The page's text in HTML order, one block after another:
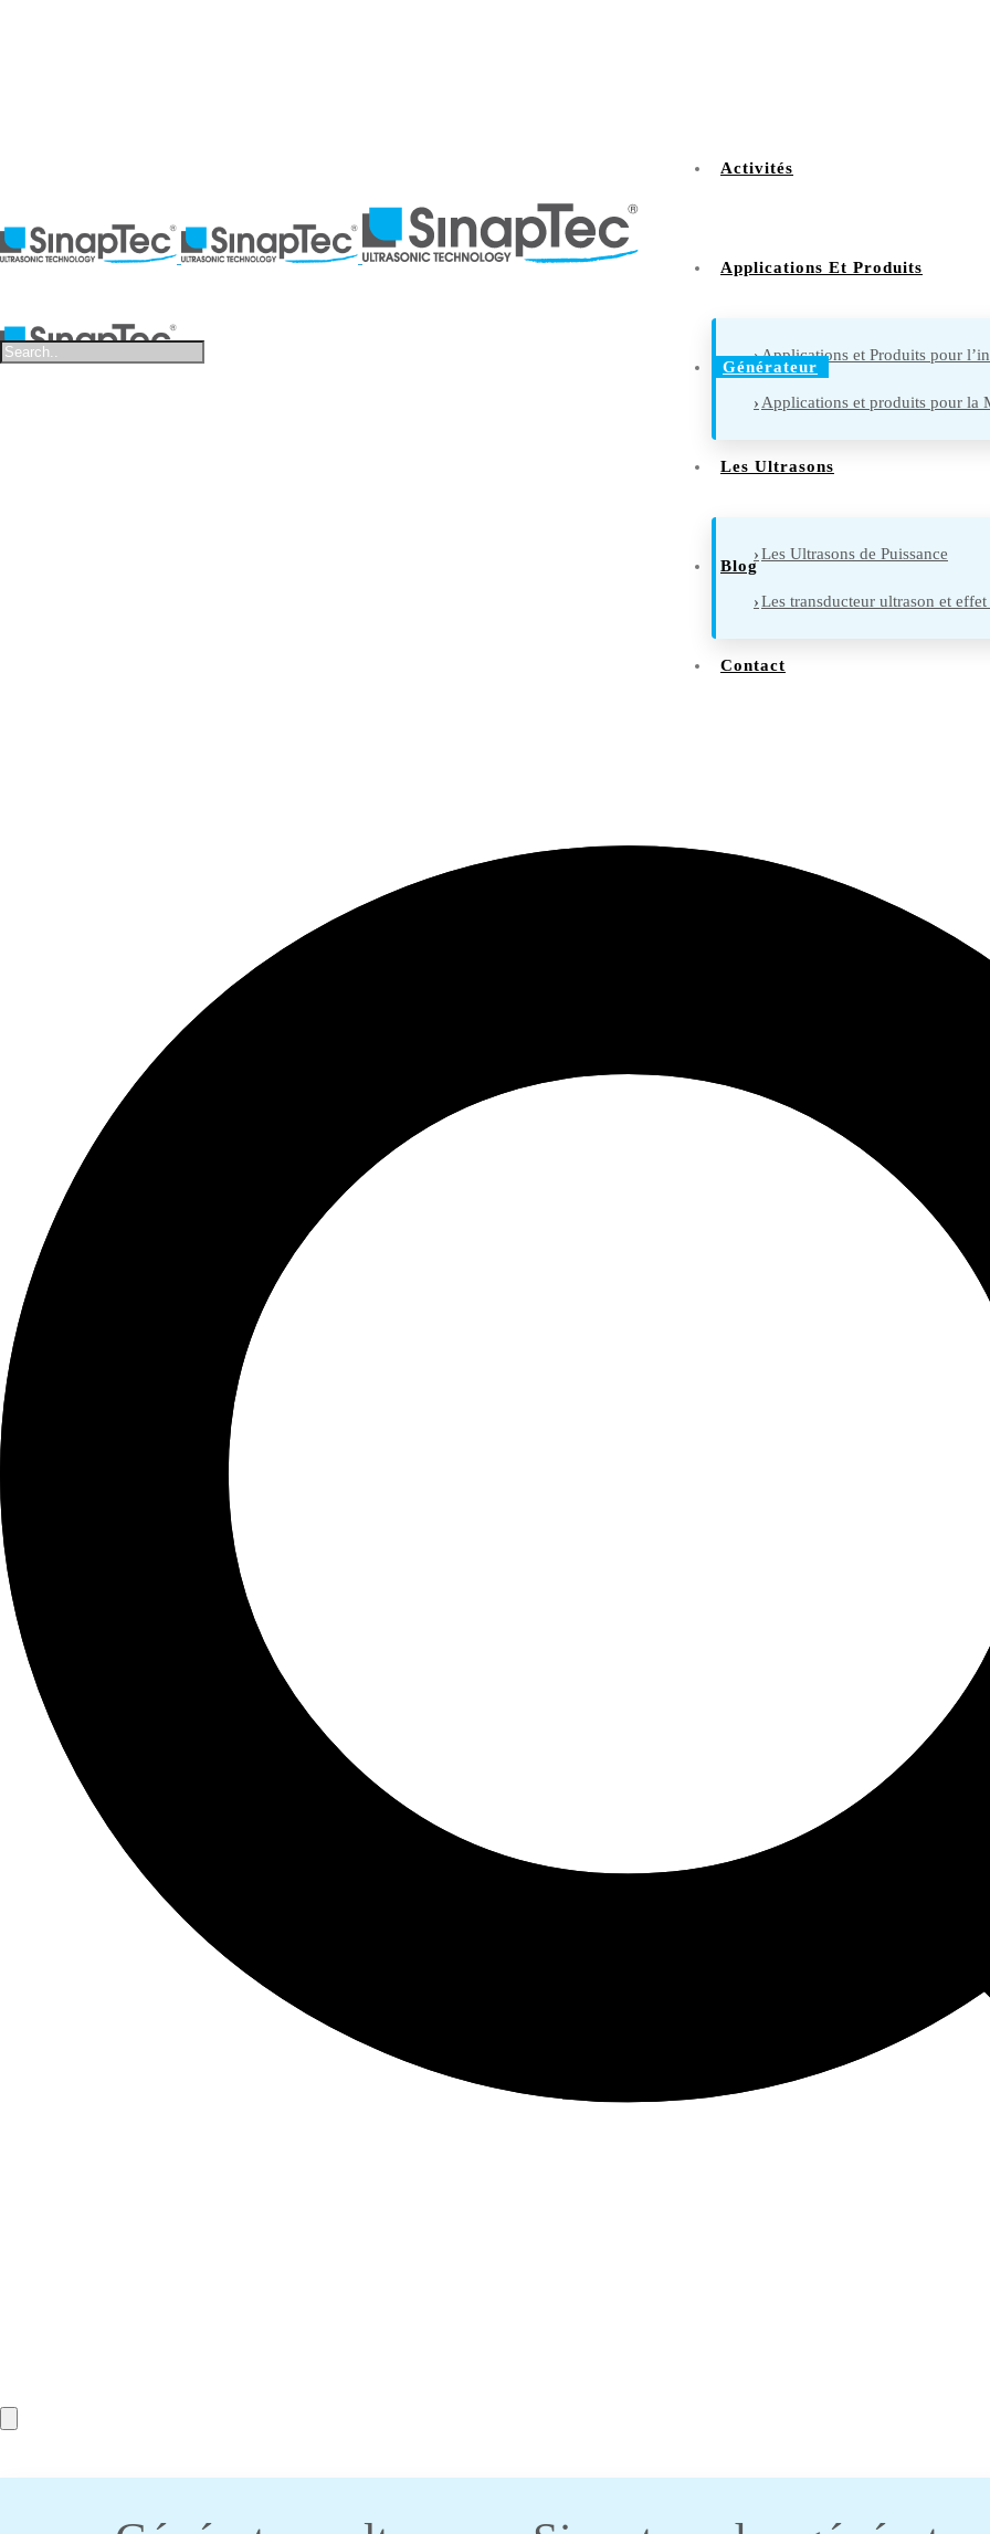
Activités
Applications Et Produits
Applications et Produits pour
Applications et produits pour la
Générateur
Les Ultrasons
Les Ultrasons de Puissance
Les transducteur ultrason et
Blog
Contact